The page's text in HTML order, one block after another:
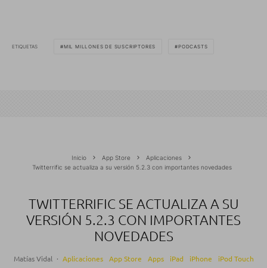
ETIQUETAS MIL MILLONES DE SUSCRIPTORES PODCASTS
Inicio App Store
Aplicaciones
Twitterrific se actualiza a su versión 5.2.3 con importantes novedades
TWITTERRIFIC SE ACTUALIZA A SU
VERSIÓN 5.2.3 CON IMPORTANTES
NOVEDADES
Matías Vidal · Aplicaciones App Store Apps iPad iPhone
iPod Touch